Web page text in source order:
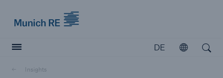
DE Öffnen
Insights